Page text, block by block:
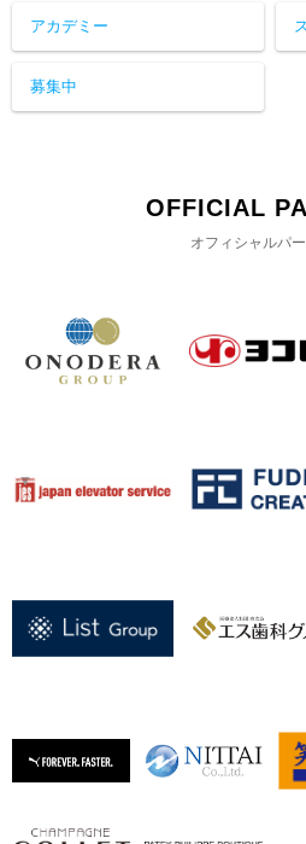
アカデミー
募集中
OFFICIAL
オフィシャルパ